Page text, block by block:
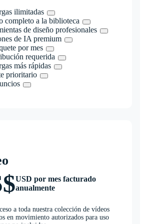
ilimitadas
completo a la biblioteca
de diseño profesionales
de IA premium
por mes
requerida
más rápidas
prioritario
USD por mes facturado
anualmente
a toda nuestra colección de vídeos
en movimiento autorizados para uso